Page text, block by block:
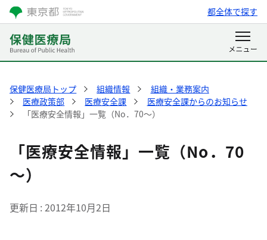
都全体で探す
保健医療局トップ 組織情報
組織・業務案内
医療政策部
医療安全課
医療安全課からのお知らせ
「医療安全情報」一覧（No．70～）
「医療安全情報」一覧（No．70
～）
更新日 2012年10月2日